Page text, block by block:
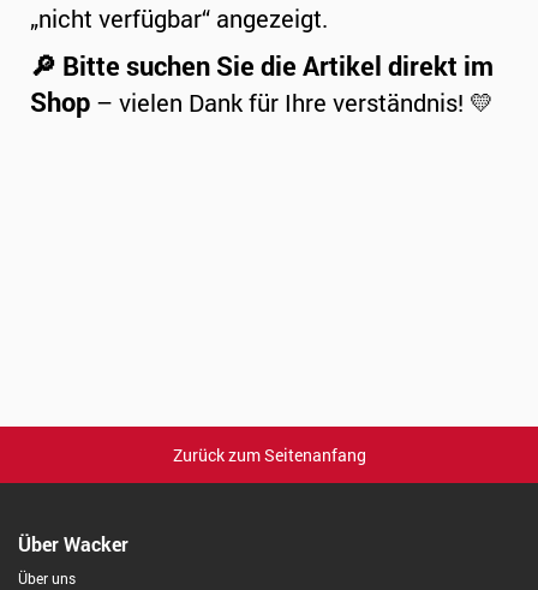
„nicht verfügbar“ angezeigt.
🔎 Bitte suchen Sie die Artikel direkt im
Shop – vielen Dank für Ihre verständnis! 💛
Zurück zum Seitenanfang
Über Wacker
Über uns